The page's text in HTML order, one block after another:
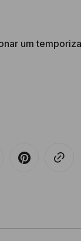
um